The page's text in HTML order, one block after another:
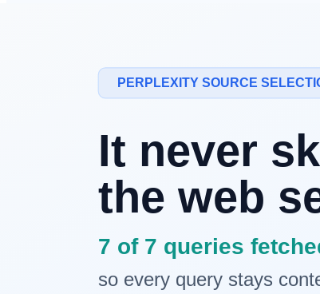
지난 04편에서 우리는 **'월드 와이드 웹(WWW)'**이
기서 한 가지 근본적인 문제에 부딪히게 됩니다.
답은 "세상에 그런 컴퓨터는 없다"였습니다. 적어도
(Distributed
역사에서 현재로 이어지는 핵심 연결
GPT 나 클로드에게 질문을 던지면 수조
이 기술적 뿌리는 2000년대 초반 구글과 아마존의 고